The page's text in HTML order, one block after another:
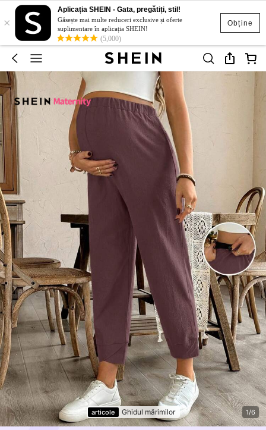
Obține
×
Aplicația SHEIN - Gata, pregătiți, stil!
Găsește mai multe reduceri exclusive și oferte
suplimentare în aplicația SHEIN!
(5,000)
articole Ghidul mărimilor 1/6